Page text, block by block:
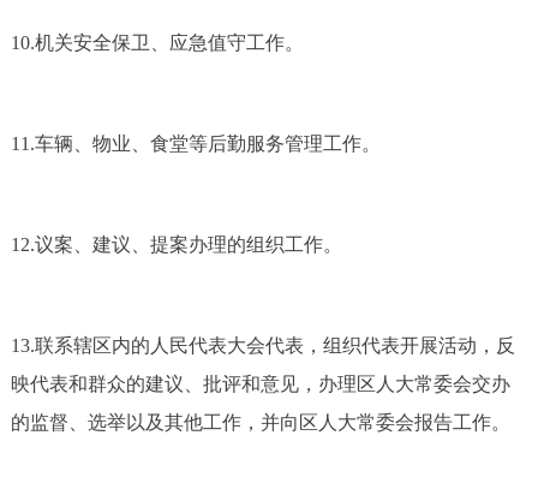
10.机关安全保卫、应急值守工作。
11.车辆、物业、食堂等后勤服务管理工作。
12.议案、建议、提案办理的组织工作。
13.联系辖区内的人民代表大会代表，组织代表开展活动，反
映代表和群众的建议、批评和意见，办理区人大常委会交办
的监督、选举以及其他工作，并向区人大常委会报告工作。